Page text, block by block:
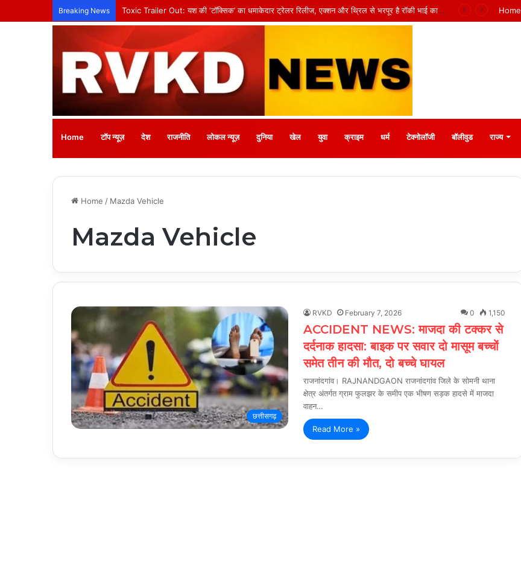
Breaking News CG NEWS: भगवान शिव पर कथित आपत्तिजनक पोस्ट के बाद अरुण पन्नालाल गिरफ्तार, सोशल मीडिया टिप्पणी पर हुई कार्रवाई Home
Home टॉप न्यूज़ देश राजनीति लोकल न्यूज़ दुनिया खेल युवा क्राइम धर्म टेक्नोलॉजी बॉलीवुड राज्य
Home / Mazda Vehicle
Mazda Vehicle
छत्तीसगढ़
RVKD February 7, 2026 0 1,150
ACCIDENT NEWS: माजदा की टक्कर से
दर्दनाक हादसा: बाइक पर सवार दो मासूम बच्चों
समेत तीन की मौत, दो बच्चे घायल
राजनांदगांव। RAJNANDGAON राजनांदगांव जिले के सोमनी थाना
क्षेत्र अंतर्गत ग्राम फुलझर के समीप एक भीषण सड़क हादसे में माजदा
वाहन…
Read More »